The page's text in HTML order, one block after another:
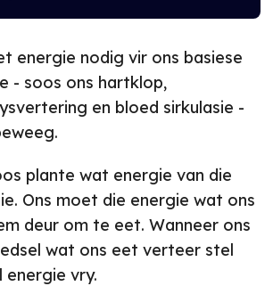
energie nodig vir ons basiese
- soos ons hartklop,
en bloed sirkulasie -
plante wat energie van die
Ons moet die energie wat ons
deur om te eet. Wanneer ons
wat ons eet verteer stel
energie vry.